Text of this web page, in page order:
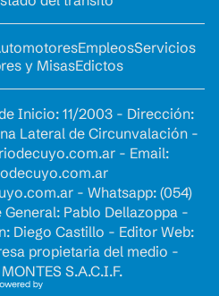
EmpleosServicios
y MisasEdictos
Inicio: 11/2003 - Dirección:
Lateral de Circunvalación -
- Email:
- Whatsapp: (054)
Pablo Dellazoppa -
Diego Castillo - Editor Web:
propietaria del medio -
S.A.C.I.F.